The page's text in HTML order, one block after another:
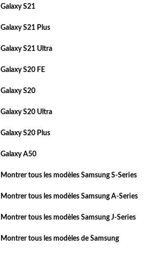
Galaxy S21
Galaxy S21 Plus
Galaxy S21 Ultra
Galaxy S20 FE
Galaxy S20
Galaxy S20 Ultra
Galaxy S20 Plus
Galaxy A50
Montrer tous les modèles Samsung S-Series
Montrer tous les modèles Samsung A-Series
Montrer tous les modèles Samsung J-Series
Montrer tous les modèles de Samsung